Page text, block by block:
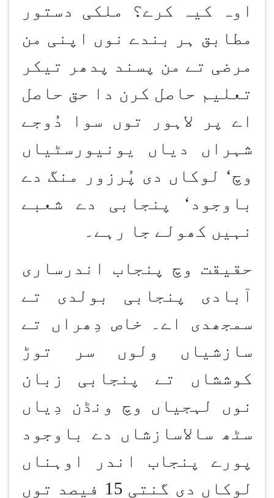
اوہ کیہ کرے؟ ملکی دستور
مطابق ہر بندے نوں اپنی من
مرضی تے من پسند پدھر تیکر
تعلیم حاصل کرن دا حق حاصل
اے پر لاہور توں سوا دُوجے
شہراں دیاں یونیورسٹیاں
وچ‘ لوکاں دی پُرزور منگ دے
باوجود‘ پنجابی دے شعبے
نہیں کھولے جا رہے۔
حقیقت وچ پنجاب اندرساری
آبادی پنجابی بولدی تے
سمجھدی اے۔ خاص دِھراں تے
سازشیاں ولوں سر توڑ
کوششاں تے پنجابی زبان
نوں لہجیاں وچ ونڈن دِیاں
سٹھ سالاسازشاں دے باوجود
پورے پنجاب اندر اوہناں
لوکاں دی گنتی 15 فیصد توں